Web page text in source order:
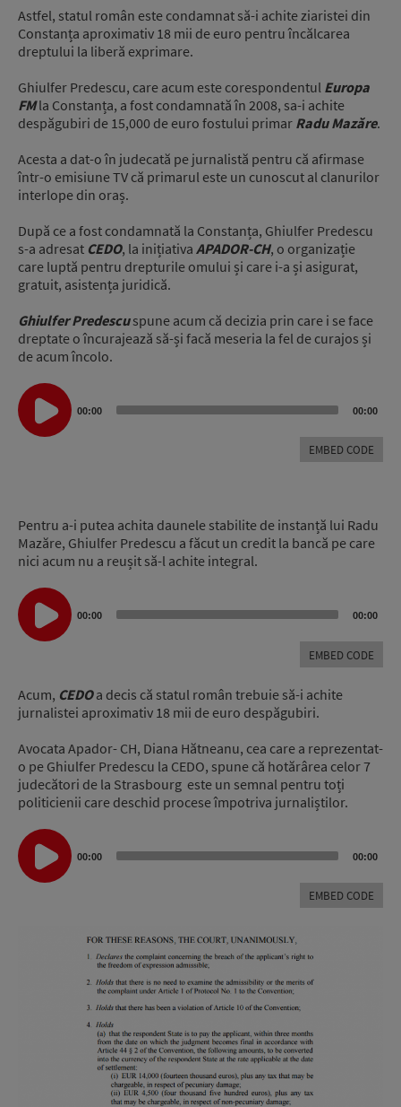
Astfel, statul român este condamnat să-i achite ziaristei din
Constanța aproximativ 18 mii de euro pentru încălcarea
dreptului la liberă exprimare.
Ghiulfer Predescu, care acum este corespondentul Europa
FM la Constanța, a fost condamnată în 2008, sa-i achite
despăgubiri de 15,000 de euro fostului primar Radu Mazăre.
Acesta a dat-o în judecată pe jurnalistă pentru că afirmase
într-o emisiune TV că primarul este un cunoscut al clanurilor
interlope din oraș.
După ce a fost condamnată la Constanța, Ghiulfer Predescu
s-a adresat CEDO, la inițiativa APADOR-CH, o organizație
care luptă pentru drepturile omului și care i-a și asigurat,
gratuit, asistența juridică.
Ghiulfer Predescuspune acum că decizia prin care i se face
dreptate o încurajează să-și facă meseria la fel de curajos și
de acum încolo.
Audio
Player
00:00 00:00
EMBED CODE
Pentru a-i putea achita daunele stabilite de instanță lui Radu
Mazăre, Ghiulfer Predescu a făcut un credit la bancă pe care
nici acum nu a reușit să-l achite integral.
Audio
Player
00:00 00:00
EMBED CODE
Acum, CEDOa decis că statul român trebuie să-i achite
jurnalistei aproximativ 18 mii de euro despăgubiri.
Avocata Apador- CH, Diana Hătneanu, cea care a reprezentat-
o pe Ghiulfer Predescu la CEDO, spune că hotărârea celor 7
judecători de la Strasbourg este un semnal pentru toți
politicienii care deschid procese împotriva jurnaliștilor.
Audio
Player
00:00 00:00
EMBED CODE